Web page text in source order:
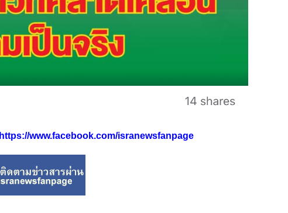
https://www.facebook.com/isranewsfanpage